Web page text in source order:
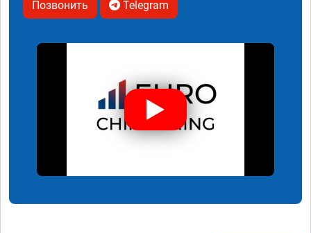
Позвонить Telegram